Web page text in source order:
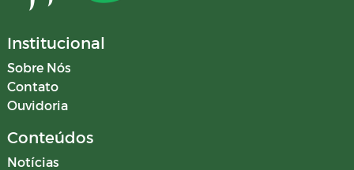
Institucional
Sobre Nós
Contato
Ouvidoria
Conteúdos
Notícias